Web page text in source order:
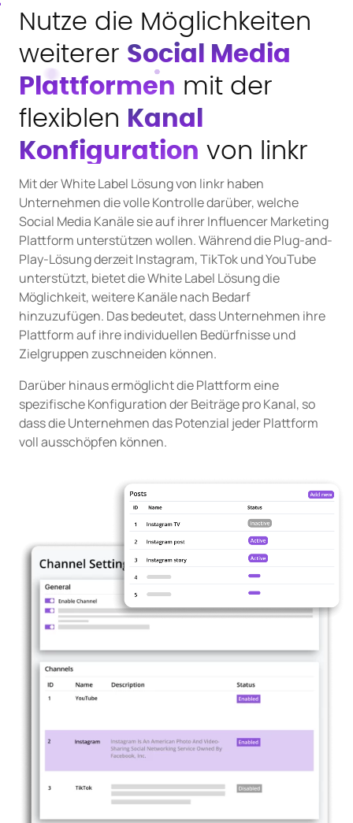
Nutze die Möglichkeiten
weiterer Social Media
Plattformen mit der
flexiblen Kanal
Konfiguration von linkr
Mit der White Label Lösung von linkr haben
Unternehmen die volle Kontrolle darüber, welche
Social Media Kanäle sie auf ihrer Influencer Marketing
Plattform unterstützen wollen. Während die Plug-and-
Play-Lösung derzeit Instagram, TikTok und YouTube
unterstützt, bietet die White Label Lösung die
Möglichkeit, weitere Kanäle nach Bedarf
hinzuzufügen. Das bedeutet, dass Unternehmen ihre
Plattform auf ihre individuellen Bedürfnisse und
Zielgruppen zuschneiden können.
Darüber hinaus ermöglicht die Plattform eine
spezifische Konfiguration der Beiträge pro Kanal, so
dass die Unternehmen das Potenzial jeder Plattform
voll ausschöpfen können.